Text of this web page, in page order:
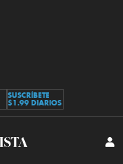
SUSCRÍBETE
$1.99 DIARIOS